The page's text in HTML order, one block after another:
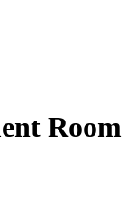
Room